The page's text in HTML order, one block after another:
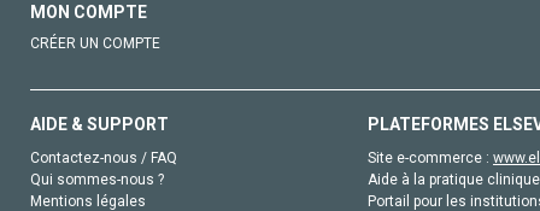
MON COMPTE
CRÉER UN COMPTE
AIDE & SUPPORT
Contactez-nous / FAQ
Qui sommes-nous ?
Mentions légales
PLATEFORMES
Site e-commerce :
Aide à la pratique
Portail pour les